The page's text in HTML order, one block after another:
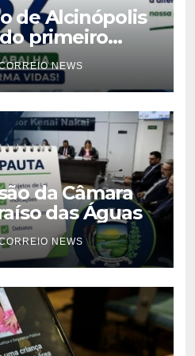
de Alcinópolis
primeiro
NEWS
da Câmara
das Águas
NEWS